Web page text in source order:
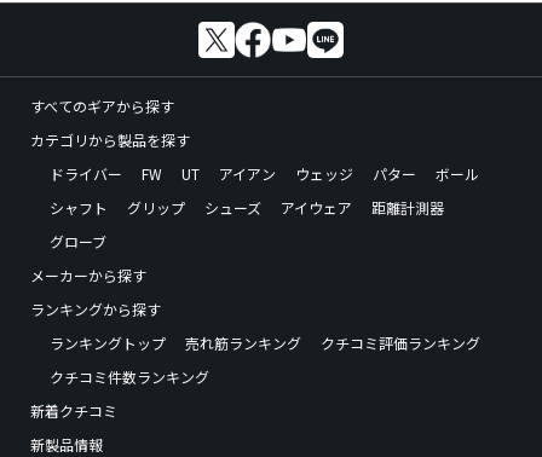
すべてのギアから探す
カテゴリから製品を探す
ドライバー
FW UT アイアン ウェッジ パター
ボール
シャフト
グリップ シューズ アイウェア
距離計測器
グローブ
メーカーから探す
ランキングから探す
ランキングトップ
売れ筋ランキング
クチコミ評価ランキング
クチコミ件数ランキング
新着クチコミ
新製品情報